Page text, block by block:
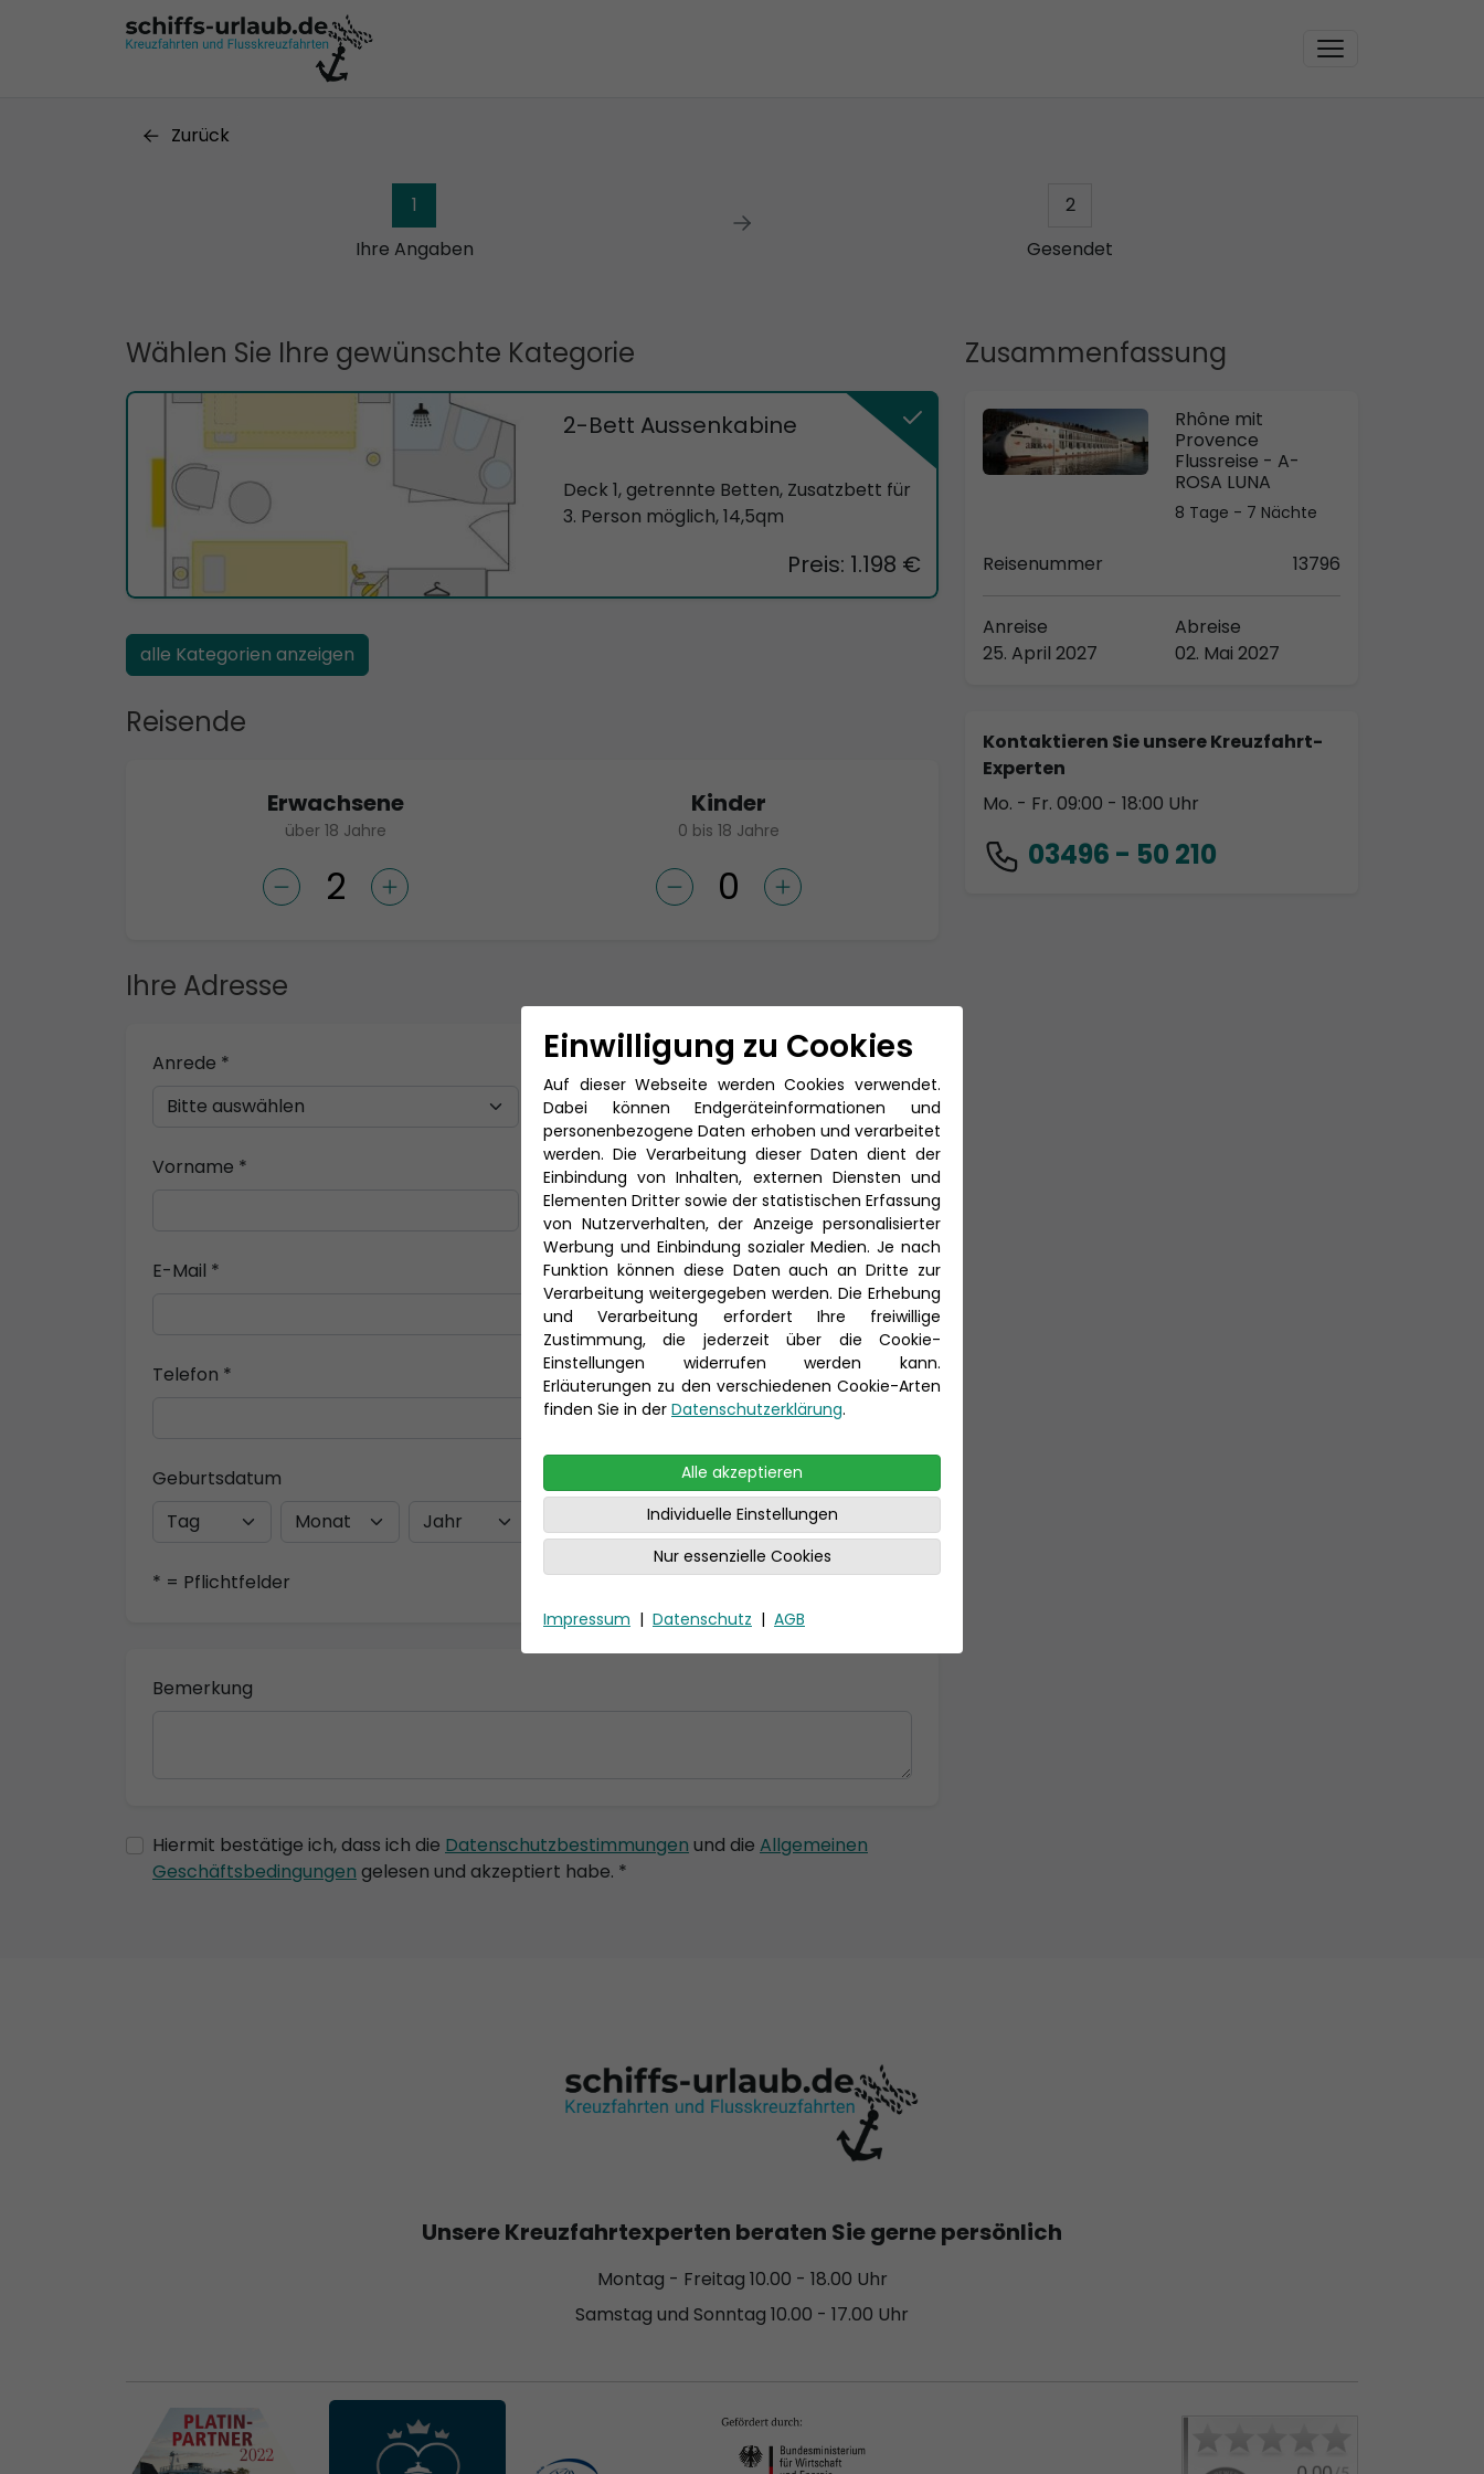
Zurück
1
Ihre Angaben
2
Gesendet
Zusammenfassung
Rhône mit
Provence
Flussreise - A-
ROSA LUNA
8 Tage - 7 Nächte
Reisenummer 13796
Anreise
25. April 2027
Abreise
02. Mai 2027
Kontaktieren Sie unsere Kreuzfahrt-
Experten
Mo. - Fr. 09:00 - 18:00 Uhr
03496 - 50 210
Wählen Sie Ihre gewünschte Kategorie
2-Bett Aussenkabine
Deck 1, getrennte Betten, Zusatzbett für
3. Person möglich, 14,5qm
Preis: 1.198 €
alle Kategorien anzeigen
Reisende
Erwachsene
über 18 Jahre
Kinder
0 bis 18 Jahre
Ihre Adresse
Anrede * Titel
Vorname * Nachname *
E-Mail *
Telefon *
Geburtsdatum
* = Pflichtfelder
Bemerkung
Hiermit bestätige ich, dass ich die Datenschutzbestimmungen und die Allgemeinen
Geschäftsbedingungen gelesen und akzeptiert habe. *
Einwilligung zu Cookies
Auf dieser Webseite werden Cookies verwendet.
Dabei können Endgeräteinformationen und
personenbezogene Daten erhoben und verarbeitet
werden. Die Verarbeitung dieser Daten dient der
Einbindung von Inhalten, externen Diensten und
Elementen Dritter sowie der statistischen Erfassung
von Nutzerverhalten, der Anzeige personalisierter
Werbung und Einbindung sozialer Medien. Je nach
Funktion können diese Daten auch an Dritte zur
Verarbeitung weitergegeben werden. Die Erhebung
und Verarbeitung erfordert Ihre freiwillige
Zustimmung, die jederzeit über die Cookie-
Einstellungen widerrufen werden kann.
Erläuterungen zu den verschiedenen Cookie-Arten
finden Sie in der Datenschutzerklärung.
Alle akzeptieren
Individuelle Einstellungen
Nur essenzielle Cookies
Impressum | Datenschutz | AGB
Unsere Kreuzfahrtexperten beraten Sie gerne persönlich
Montag - Freitag 10.00 - 18.00 Uhr
Samstag und Sonntag 10.00 - 17.00 Uhr